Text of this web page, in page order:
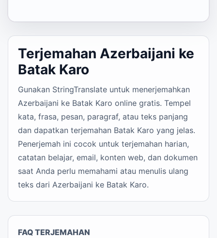
Terjemahan Azerbaijani ke
Batak Karo
Gunakan StringTranslate untuk menerjemahkan
Azerbaijani ke Batak Karo online gratis. Tempel
kata, frasa, pesan, paragraf, atau teks panjang
dan dapatkan terjemahan Batak Karo yang jelas.
Penerjemah ini cocok untuk terjemahan harian,
catatan belajar, email, konten web, dan dokumen
saat Anda perlu memahami atau menulis ulang
teks dari Azerbaijani ke Batak Karo.
FAQ TERJEMAHAN